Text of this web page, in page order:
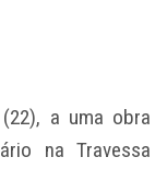
a uma obra
na Travessa